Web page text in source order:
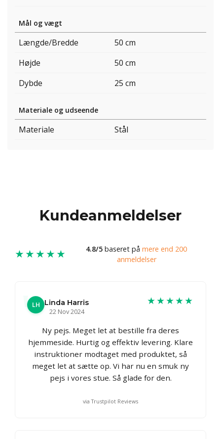
Mål og vægt
Længde/Bredde
50 cm
Højde
50 cm
Dybde
25 cm
Materiale og udseende
Materiale Stål
Kundeanmeldelser
★★★★★ 4.8/5 baseret på mere end 200
anmeldelser
LH
Linda Harris
22 Nov 2024
★★★★★
Ny pejs. Meget let at bestille fra deres
hjemmeside. Hurtig og effektiv levering. Klare
instruktioner modtaget med produktet, så
meget let at sætte op. Vi har nu en smuk ny
pejs i vores stue. Så glade for den.
via Trustpilot Reviews